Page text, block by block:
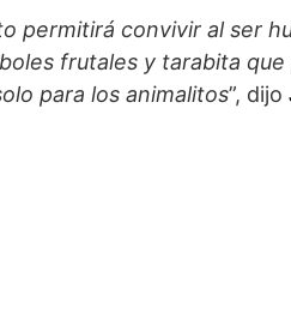
permitirá convivir al ser
frutales y tarabita
para los animalitos”, dijo